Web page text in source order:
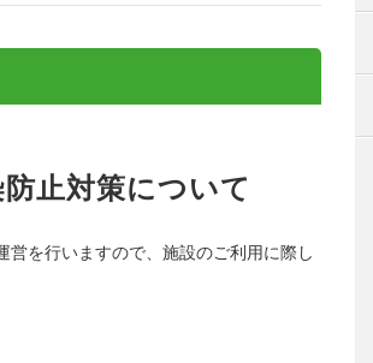
止対策について
を行いますので、施設のご利用に際し